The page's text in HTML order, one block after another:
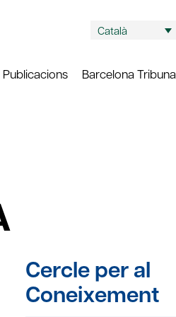
Català
Publicacions Barcelona Tribuna
Cercle per al
Coneixement